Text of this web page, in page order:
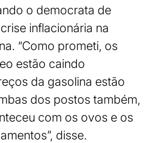
o democrata de
inflacionária na
“Como prometi, os
estão caindo
da gasolina estão
dos postos também,
com os ovos e os
disse.